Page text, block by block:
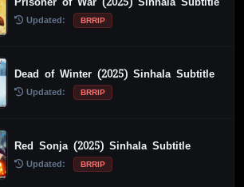
Updated: BRRIP
Dead of Winter (2025) Sinhala Subtitle
Updated: BRRIP
Red Sonja (2025) Sinhala Subtitle
Updated: BRRIP